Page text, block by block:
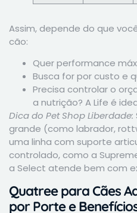
Assim, depende do que
cão:
Quer performance
Busca for por custo e
Precisa controlar o
a nutrição? A Life é
Dica do Pet Shop Liberdade:
grande (como labrador,
uma linha com suporte
controlado, como a
a Select atende bem com
Quatree para Cães
por Porte e